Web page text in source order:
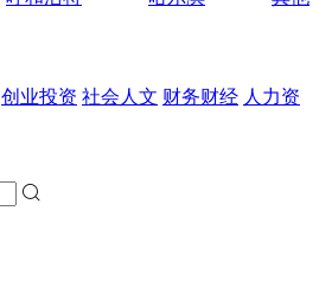
创业投资 社会人文 财务财经 人力资